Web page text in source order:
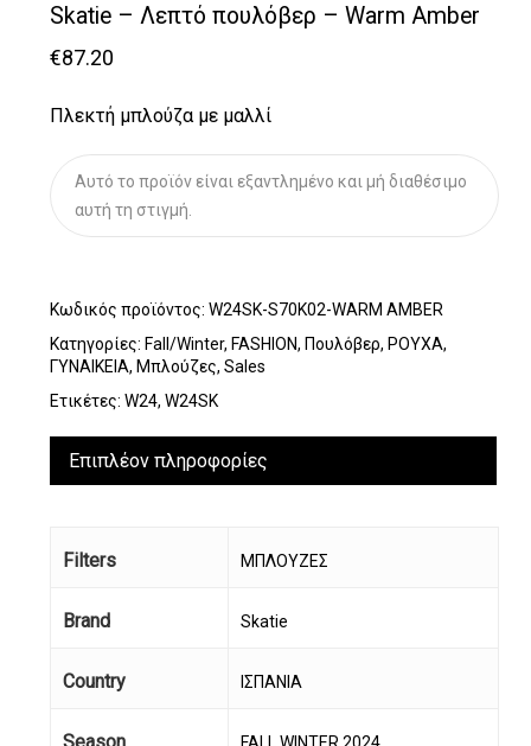
Skatie – Λεπτό πουλόβερ – Warm Amber
€87.20
Πλεκτή μπλούζα με μαλλί
Αυτό το προϊόν είναι εξαντλημένο και μή διαθέσιμο
αυτή τη στιγμή.
Κωδικός προϊόντος: W24SK-S70K02-WARM AMBER
Κατηγορίες: Fall/Winter, FASHION, Πουλόβερ, ΡΟΥΧΑ,
ΓΥΝΑΙΚΕΙΑ, Μπλούζες, Sales
Ετικέτες: W24, W24SK
Επιπλέον πληροφορίες
Filters ΜΠΛΟΥΖΕΣ
Brand Skatie
Country ΙΣΠΑΝΙΑ